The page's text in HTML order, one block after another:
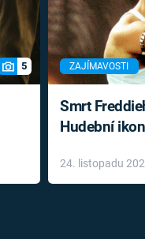
5 ZAJÍMAVOSTI
Smrt
Hudební
léky
24. listopadu